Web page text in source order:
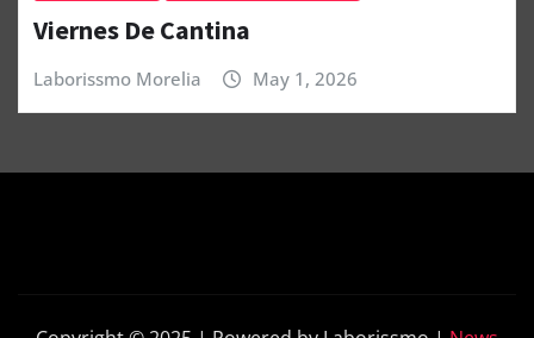
Viernes De Cantina
Laborissmo Morelia May 1, 2026